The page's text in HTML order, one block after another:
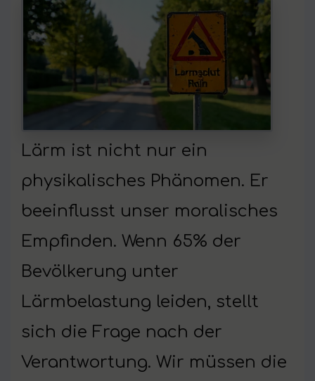
Lärm ist nicht nur ein
physikalisches Phänomen. Er
beeinflusst unser moralisches
Empfinden. Wenn 65% der
Bevölkerung unter
Lärmbelastung leiden, stellt
sich die Frage nach der
Verantwortung. Wir müssen die